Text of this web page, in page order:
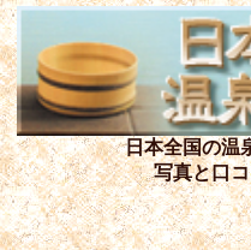
日本全国の温
写真と口